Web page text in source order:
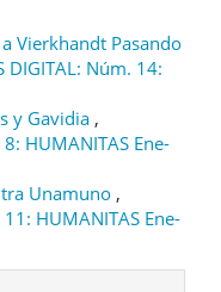
Vierkhandt Pasando
DIGITAL: Núm. 14:
y Gavidia ,
HUMANITAS Ene-
Unamuno ,
HUMANITAS Ene-